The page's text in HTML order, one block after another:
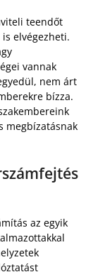
teendőt
elvégezheti.
vannak
nem árt
bízza.
megbízatásnak
az egyik